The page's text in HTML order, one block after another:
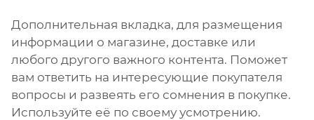
Дополнительная вкладка, для размещения
информации о магазине, доставке или
любого другого важного контента. Поможет
вам ответить на интересующие покупателя
вопросы и развеять его сомнения в покупке.
Используйте её по своему усмотрению.